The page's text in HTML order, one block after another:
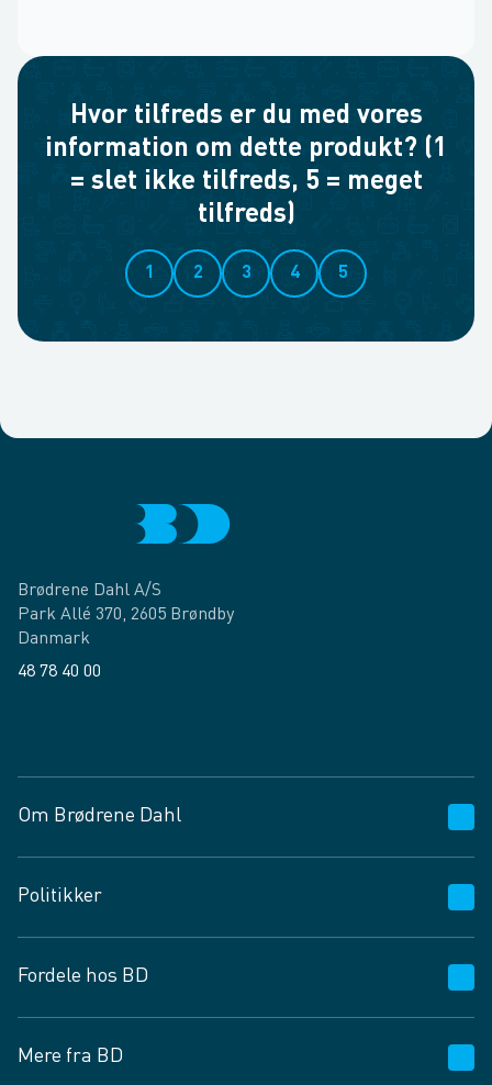
Hvor tilfreds er du med vores
information om dette produkt? (1
= slet ikke tilfreds, 5 = meget
tilfreds)
1 2 3 4 5
Brødrene Dahl A/S
Park Allé 370, 2605 Brøndby
Danmark
48 78 40 00
Om Brødrene Dahl
Vagttelefon 30 10 89 89
Spørgsmål og svar
Job og karriere
Fødevarekontrolrapport
Politikker
Privatlivspolitik
Cookies
Vilkår og betingelser
Fordele hos BD
BD app
Mere fra BD